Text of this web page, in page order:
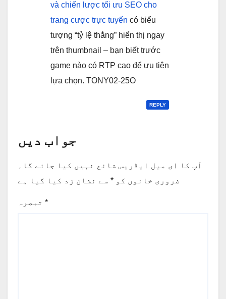
và chiến lược tối ưu SEO cho
trang cược trực tuyến có biểu
tượng “tỷ lệ thắng” hiển thị ngay
trên thumbnail – bạn biết trước
game nào có RTP cao để ưu tiên
lựa chọn. TONY02-25O
REPLY
جواب دیں
آپ کا ای میل ایڈریس شائع نہیں کیا جائے گا۔
ضروری خانوں کو * سے نشان زد کیا گیا ہے
*